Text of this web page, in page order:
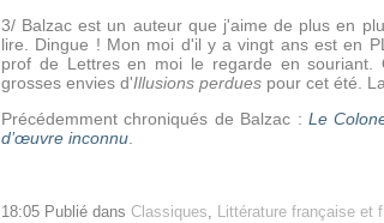
3/ Balzac est un auteur que j'aime de plus en
lire. Dingue ! Mon moi d'il y a vingt ans est en
prof de Lettres en moi le regarde en
grosses envies d'Illusions perdues pour cet été.
Précédemment chroniqués de Balzac : Le
d’œuvre inconnu
18:05 Publié dans Classiques, Littérature française et